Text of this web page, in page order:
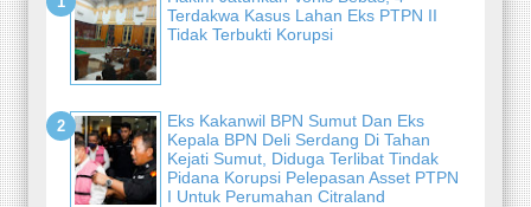
Terdakwa Kasus Lahan Eks PTPN II
Tidak Terbukti Korupsi
Eks Kakanwil BPN Sumut Dan Eks
Kepala BPN Deli Serdang Di Tahan
Kejati Sumut, Diduga Terlibat Tindak
Pidana Korupsi Pelepasan Asset PTPN
I Untuk Perumahan Citraland